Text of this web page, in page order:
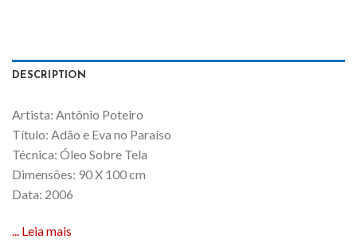
DESCRIPTION
Artista: Antônio Poteiro
Título: Adão e Eva no Paraíso
Técnica: Óleo Sobre Tela
Dimensões: 90 X 100 cm
Data: 2006
... Leia mais